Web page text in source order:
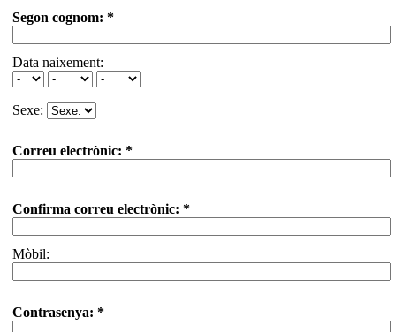
Segon cognom: *
Data naixement:
Sexe:
Correu electrònic: *
Confirma correu electrònic: *
Mòbil:
Contrasenya: *